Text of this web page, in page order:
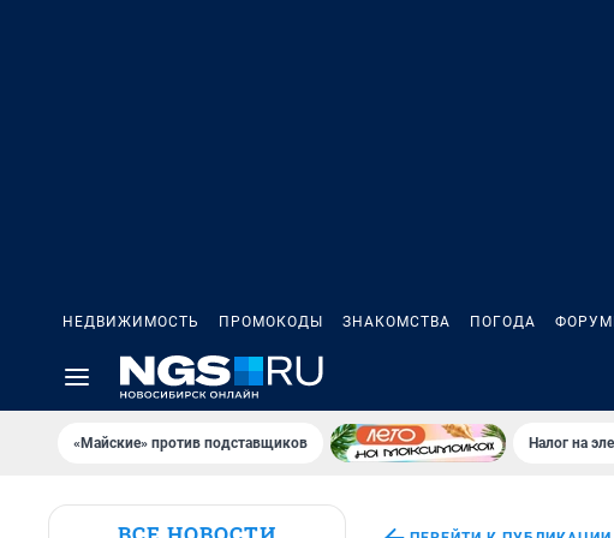
НЕДВИЖИМОСТЬ ПРОМОКОДЫ ЗНАКОМСТВА ПОГОДА
«Майские» против подставщиков Налог на